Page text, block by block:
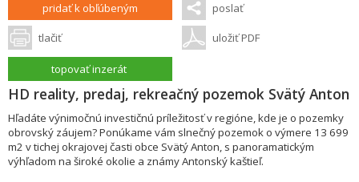
pridať k obľúbeným poslať
tlačiť uložiť PDF
topovať inzerát
HD reality, predaj, rekreačný pozemok Svätý Anton
Hľadáte výnimočnú investičnú príležitosť v regióne, kde je o pozemky
obrovský záujem? Ponúkame vám slnečný pozemok o výmere 13 699
m2 v tichej okrajovej časti obce Svätý Anton, s panoramatickým
výhľadom na široké okolie a známy Antonský kaštieľ.